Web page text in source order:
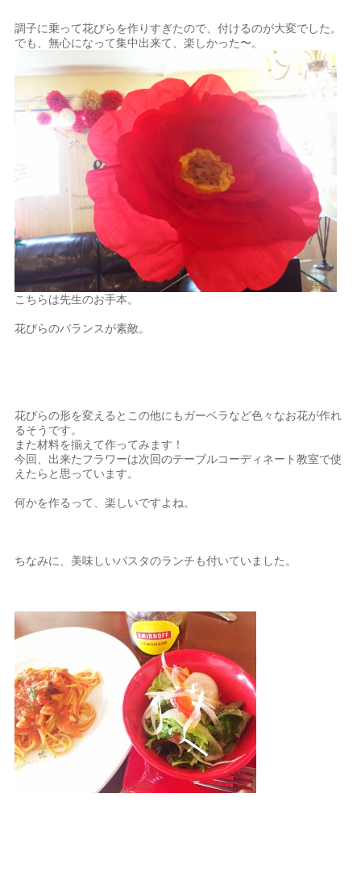
調子に乗って花びらを作りすぎたので、付けるのが大変でした。
でも、無心になって集中出来て、楽しかった〜。
こちらは先生のお手本。
花びらのバランスが素敵。
花びらの形を変えるとこの他にもガーベラなど色々なお花が作れ
るそうです。
また材料を揃えて作ってみます！
今回、出来たフラワーは次回のテーブルコーディネート教室で使
えたらと思っています。
何かを作るって、楽しいですよね。
ちなみに、美味しいパスタのランチも付いていました。